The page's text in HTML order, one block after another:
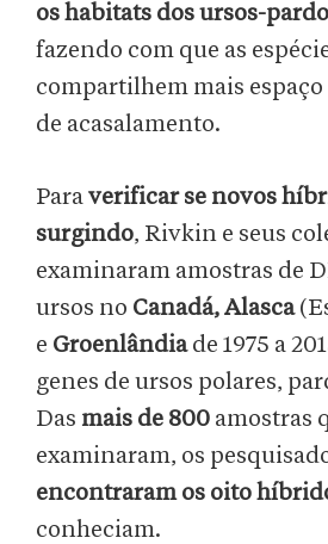
os habitats dos ursos-
fazendo com que as
compartilhem mais
de acasalamento.
Paraverificar se novos
surgindo, Rivkin e seus
examinaram amostras de
ursos no Canadá, Alasca
e Groenlândiade 1975 a
genes de ursos polares,
Das mais de 800 amostras
examinaram, os
encontraram os oito
conheciam.